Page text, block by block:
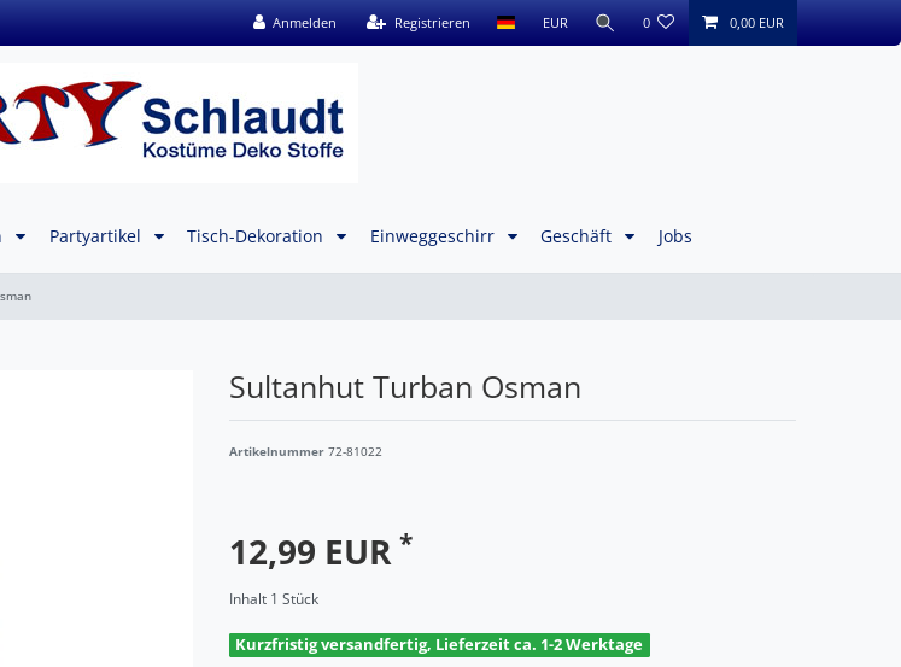
Anmelden Registrieren EUR 0 0,00 EUR
Partyartikel Tisch-Dekoration Einweggeschirr Geschäft Jobs
Sultanhut Turban Osman
Artikelnummer 72-81022
12,99 EUR *
Inhalt 1 Stück
Kurzfristig versandfertig, Lieferzeit ca. 1-2 Werktage